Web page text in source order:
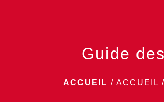
Guide
ACCUEIL / ACCUEIL /